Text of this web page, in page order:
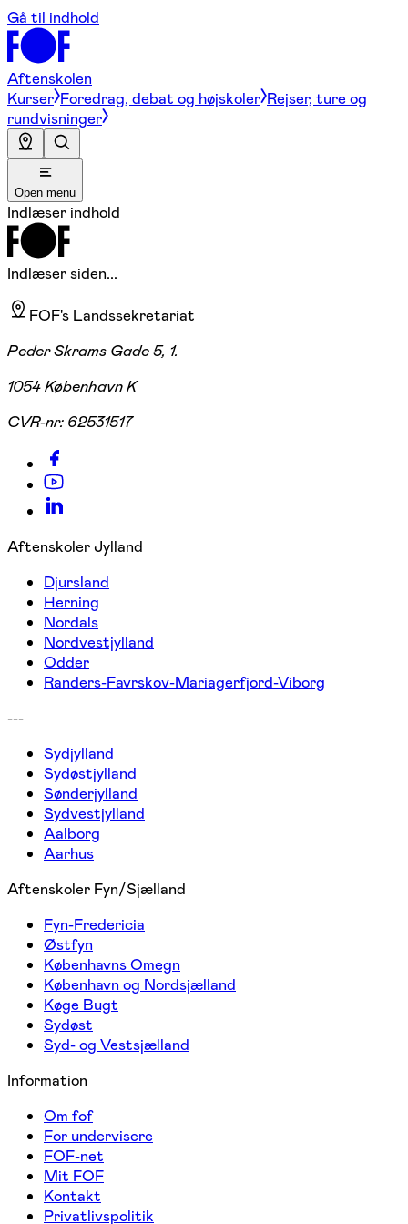
Gå til indhold
Aftenskolen
Kurser Foredrag, debat og højskoler Rejser, ture og
rundvisninger
Open menu
Indlæser indhold
Indlæser siden...
FOF's Landssekretariat
Peder Skrams Gade 5, 1.
1054 København K
CVR-nr: 62531517
Aftenskoler Jylland
Djursland
Herning
Nordals
Nordvestjylland
Odder
Randers-Favrskov-Mariagerfjord-Viborg
---
Sydjylland
Sydøstjylland
Sønderjylland
Sydvestjylland
Aalborg
Aarhus
Aftenskoler Fyn/Sjælland
Fyn-Fredericia
Østfyn
Københavns Omegn
København og Nordsjælland
Køge Bugt
Sydøst
Syd- og Vestsjælland
Information
Om fof
For undervisere
FOF-net
Mit FOF
Kontakt
Privatlivspolitik